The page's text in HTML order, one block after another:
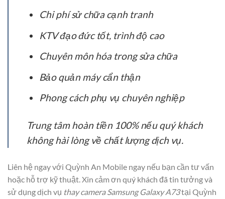
Chi phí sử chữa cạnh tranh
KTV đạo đức tốt, trình độ cao
Chuyên môn hóa trong sửa chữa
Bảo quản máy cẩn thận
Phong cách phụ vụ chuyên nghiệp
Trung tâm hoàn tiền 100% nếu quý khách
không hài lòng về chất lượng dịch vụ.
Liên hệ ngay với Quỳnh An Mobile ngay nếu bạn cần tư vấn
hoặc hỗ trợ kỹ thuật. Xin cảm ơn quý khách đã tin tưởng và
sử dụng dịch vụ thay camera Samsung Galaxy A73tại Quỳnh